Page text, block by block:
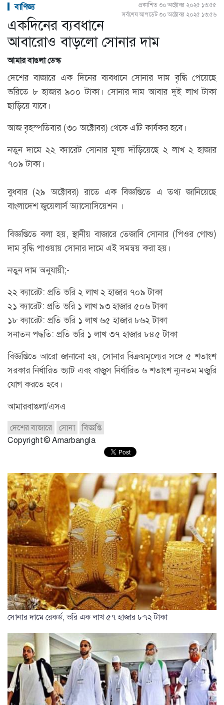
বাণিজ্য
প্রকাশিত ৩০ অক্টোবর ২০২৫ ১৩:৫৫
সর্বশেষ আপডেট ৩০ অক্টোবর ২০২৫ ১৩:৫৬
একদিনের ব্যবধানে
আবারোও বাড়লো সোনার দাম
আমার বাঙলা ডেস্ক
দেশের বাজারে এক দিনের ব্যবধানে সোনার দাম বৃদ্ধি পেয়েছে
ভরিতে ৮ হাজার ৯০০ টাকা। সোনার দাম আবার দুই লাখ টাকা
ছাড়িয়ে যাবে।
আজ বৃহস্পতিবার (৩০ অক্টোবর) থেকে এটি কার্যকর হবে।
নতুন দামে ২২ ক্যারেট সোনার মূল্য দাঁড়িয়েছে ২ লাখ ২ হাজার
৭০৯ টাকা।
বুধবার (২৯ অক্টোবর) রাতে এক বিজ্ঞপ্তিতে এ তথ্য জানিয়েছে
বাংলাদেশ জুয়েলার্স অ্যাসোসিয়েশন ।
বিজ্ঞপ্তিতে বলা হয়, স্থানীয় বাজারে তেজাবি সোনার (পিওর গোল্ড)
দাম বৃদ্ধি পাওয়ায় সোনার দামে এই সমন্বয় করা হয়।
নতুন দাম অনুযায়ী;-
২২ ক্যারেট: প্রতি ভরি ২ লাখ ২ হাজার ৭০৯ টাকা
২১ ক্যারেট: প্রতি ভরি ১ লাখ ৯৩ হাজার ৫০৬ টাকা
১৮ ক্যারেট: প্রতি ভরি ১ লাখ ৬৫ হাজার ৮৬২ টাকা
সনাতন পদ্ধতি: প্রতি ভরি ১ লাখ ৩৭ হাজার ৮৪৫ টাকা
বিজ্ঞপ্তিতে আরো জানানো হয়, সোনার বিক্রয়মূল্যের সঙ্গে ৫ শতাংশ
সরকার নির্ধারিত ভ্যাট এবং বাজুস নির্ধারিত ৬ শতাংশ ন্যূনতম মজুরি
যোগ করতে হবে।
আমারবাঙলা/এসএ
দেশের বাজারে সোনা
বিজ্ঞপ্তি
Copyright © Amarbangla
সোনার দামে রেকর্ড, ভরি এক লাখ ৫৭ হাজার ৮৭২ টাকা